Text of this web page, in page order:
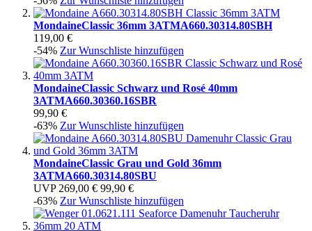
MondaineClassic 36mm 3ATMA660.30314.80SBH
119,00 €
-54% Zur Wunschliste hinzufügen
MondaineClassic Schwarz und Rosé 40mm
3ATMA660.30360.16SBR
99,90 €
-63% Zur Wunschliste hinzufügen
MondaineClassic Grau und Gold 36mm
3ATMA660.30314.80SBU
UVP 269,00 € 99,90 €
-63% Zur Wunschliste hinzufügen